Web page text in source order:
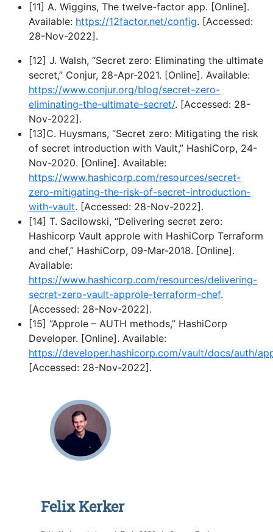
[11] A. Wiggins, The twelve-factor app. [Online].
Available: https://12factor.net/config. [Accessed:
28-Nov-2022].
[12] J. Walsh, “Secret zero: Eliminating the ultimate
secret,” Conjur, 28-Apr-2021. [Online]. Available:
https://www.conjur.org/blog/secret-zero-
eliminating-the-ultimate-secret/. [Accessed: 28-
Nov-2022].
[13]C. Huysmans, “Secret zero: Mitigating the risk
of secret introduction with Vault,” HashiCorp, 24-
Nov-2020. [Online]. Available:
https://www.hashicorp.com/resources/secret-
zero-mitigating-the-risk-of-secret-introduction-
with-vault. [Accessed: 28-Nov-2022].
[14] T. Sacilowski, “Delivering secret zero:
Hashicorp Vault approle with HashiCorp Terraform
and chef,” HashiCorp, 09-Mar-2018. [Online].
Available:
https://www.hashicorp.com/resources/delivering-
secret-zero-vault-approle-terraform-chef.
[Accessed: 28-Nov-2022].
[15] “Approle – AUTH methods,” HashiCorp
Developer. [Online]. Available:
https://developer.hashicorp.com/vault/docs/auth/
[Accessed: 28-Nov-2022].
Felix Kerker